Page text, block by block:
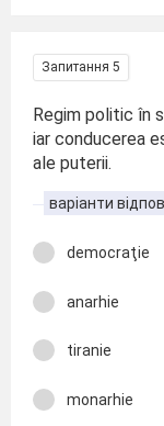
Запитання 5
Regim politic în
iar conducerea
ale puterii.
варіанти
democraţie
anarhie
tiranie
monarhie